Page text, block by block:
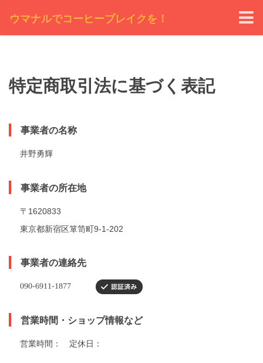
ウマナルでコーヒーブレイクを！
特定商取引法に基づく表記
事業者の名称
井野勇輝
事業者の所在地
〒1620833
東京都新宿区箪笥町9-1-202
事業者の連絡先
営業時間・ショップ情報など
営業時間： 定休日：